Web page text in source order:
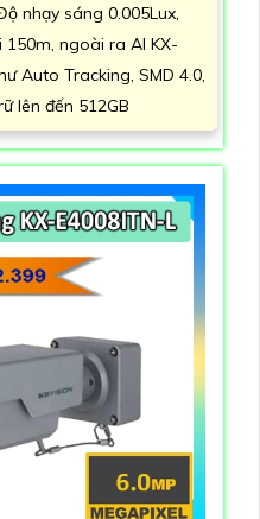
nhạy sáng 0.005Lux,
ngoài ra AI KX-
Auto Tracking, SMD 4.0,
lên đến 512GB